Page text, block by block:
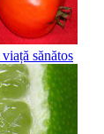
sănătos